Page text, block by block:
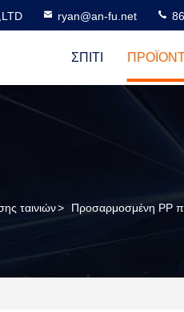
ryan@an-fu.net
ΣΠΊΤΙ
ταινιών> Προσαρμοσμένη PP